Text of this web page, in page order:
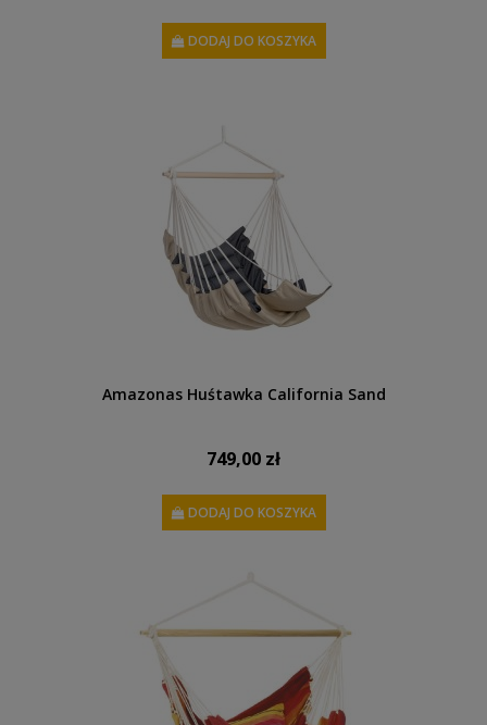
DODAJ DO KOSZYKA
Amazonas Huśtawka California Sand
749,00 zł
DODAJ DO KOSZYKA